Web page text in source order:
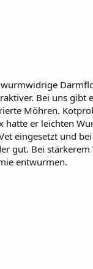
Bei uns gibt
Möhren.
hatte er leichten
eingesetzt und
gut. Bei
entwurmen.